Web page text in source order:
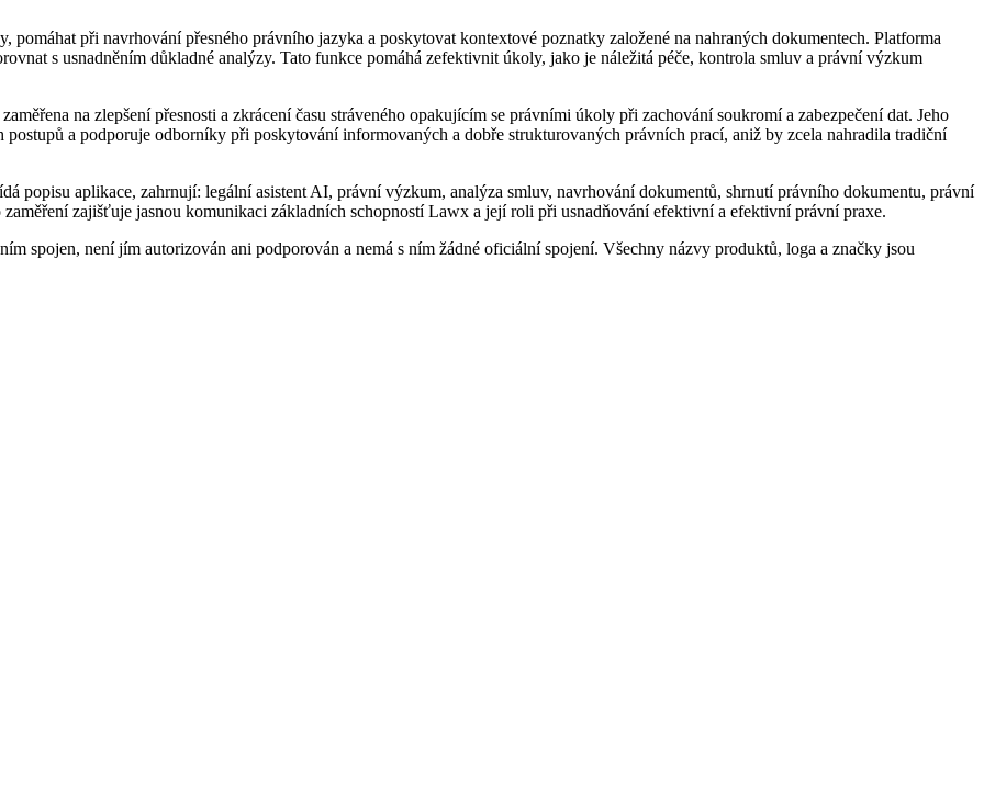
při navrhování přesného právního jazyka a poskytovat kontextové poznatky založené na nahraných dokumentech. Platforma
s usnadněním důkladné analýzy. Tato funkce pomáhá zefektivnit úkoly, jako je náležitá péče, kontrola smluv a právní výzkum
na zlepšení přesnosti a zkrácení času stráveného opakujícím se právními úkoly při zachování soukromí a zabezpečení dat. Jeho
a podporuje odborníky při poskytování informovaných a dobře strukturovaných právních prací, aniž by zcela nahradila tradiční
popisu aplikace, zahrnují: legální asistent AI, právní výzkum, analýza smluv, navrhování dokumentů, shrnutí právního dokumentu, právní
zajišťuje jasnou komunikaci základních schopností Lawx a její roli při usnadňování efektivní a efektivní právní praxe.
spojen, není jím autorizován ani podporován a nemá s ním žádné oficiální spojení. Všechny názvy produktů, loga a značky jsou